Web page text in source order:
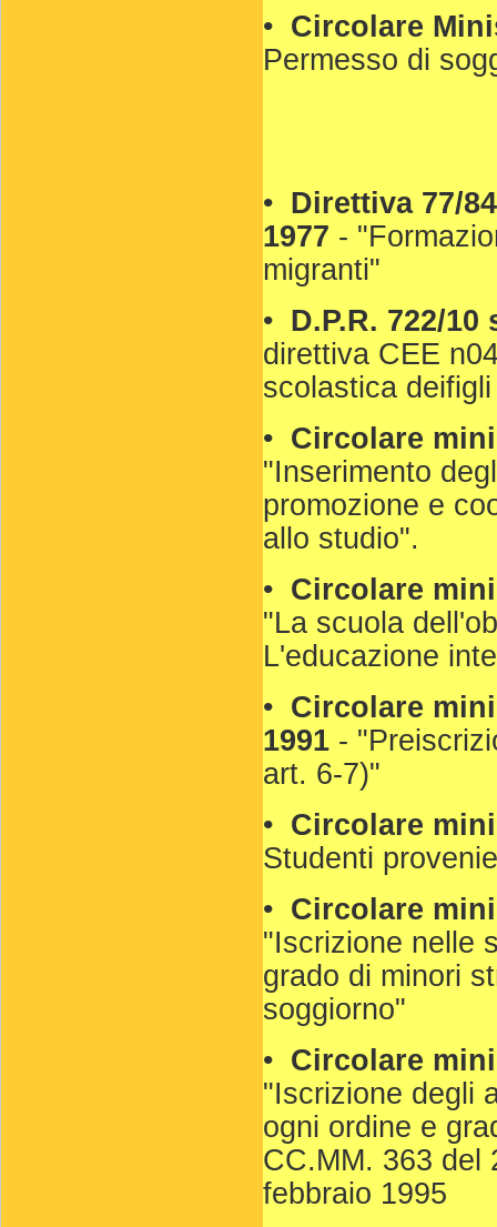
• Circolare
Permesso di
• Direttiva 77/
1977 -
migranti"
• D.P.R. 722/
direttiva CEE
scolastica
• Circolare
"Inserimento
promozione e
allo studio".
• Circolare
"La scuola
L'educazione
• Circolare
1991 -
art. 6-7)"
• Circolare
Studenti
• Circolare
"Iscrizione nelle
grado di minori
soggiorno"
• Circolare
"Iscrizione degli
ogni ordine e
CC.MM. 363 del
febbraio 1995